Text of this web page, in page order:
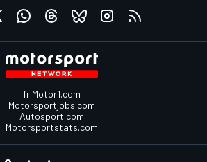
fr.Motor1.com
Motorsportjobs.com
Autosport.com
Motorsportstats.com